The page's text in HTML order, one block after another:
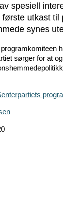
spesiell
utkast til
synes
sørger for at